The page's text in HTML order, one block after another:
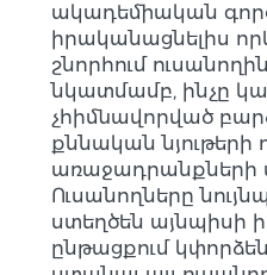
ակադեմիական
իրականացնելիս
շնորհում
նկատմամբ, ինչը
չհիմնավորված
քննական նյութերի
առաջադրանքների
Ուսանողները
ստեղծեն այնպիսի
ընթացքում կփորձեն